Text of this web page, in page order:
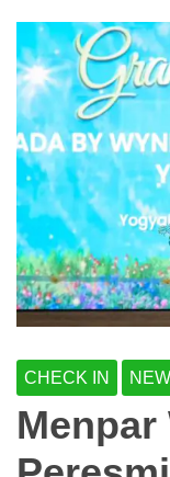
CHECK IN